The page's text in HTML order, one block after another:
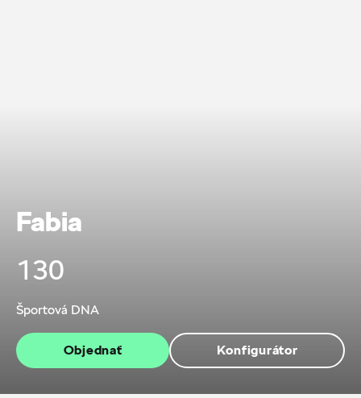
Fabia
130
Športová DNA
Objednať Konfigurátor